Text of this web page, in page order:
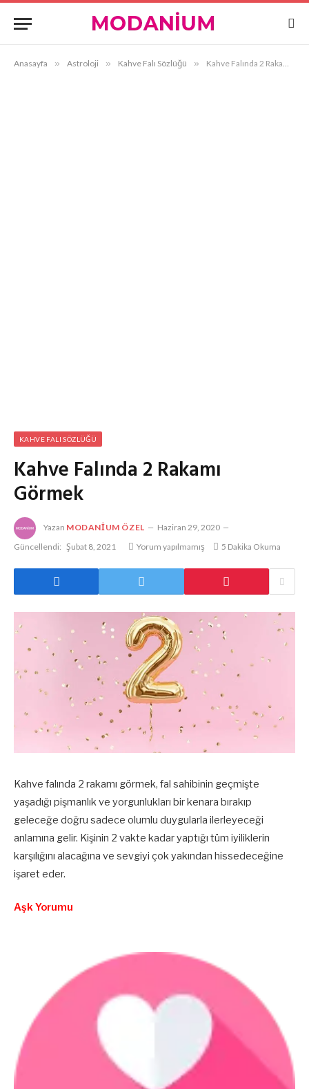
Anasayfa » Astroloji » Kahve Falı Sözlüğü » Kahve Falında 2 Rakamı Görmek
KAHVE FALI SÖZLÜĞÜ
Kahve Falında 2 Rakamı
Görmek
Yazan MODANIUM ÖZEL
Haziran 29, 2020
Güncellendi: Şubat 8, 2021 Yorum yapılmamış 5 Dakika Okuma
Kahve falında 2 rakamı görmek, fal sahibinin geçmişte
yaşadığı pişmanlık ve yorgunlukları bir kenara bırakıp
geleceğe doğru sadece olumlu duygularla ilerleyeceği
anlamına gelir. Kişinin 2 vakte kadar yaptığı tüm iyiliklerin
karşılığını alacağına ve sevgiyi çok yakından hissedeceğine
işaret eder.
Aşk Yorumu